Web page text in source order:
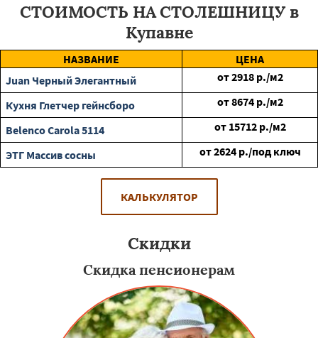
СТОИМОСТЬ НА СТОЛЕШНИЦУ в
Купавне
НАЗВАНИЕ
ЦЕНА
Juan Черный Элегантный
от2918 р./м2
Кухня Глетчер гейнсборо
от8674 р./м2
Belenco Carola 5114
от 15712 р./м2
ЭТГ Массив сосны
от2624 р./под ключ
КАЛЬКУЛЯТОР
Скидки
Скидка пенсионерам